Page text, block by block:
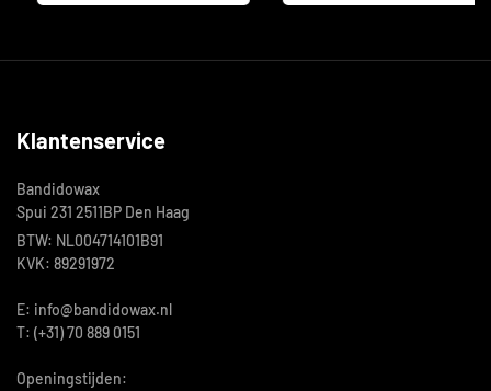
Klantenservice
Bandidowax
Spui 231 2511BP Den Haag
BTW: NL004714101B91
KVK: 89291972
E: info@bandidowax.nl
T: (+31) 70 889 0151
Openingstijden: